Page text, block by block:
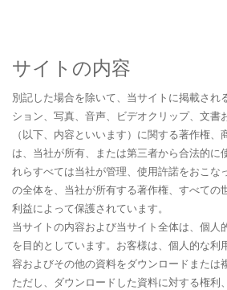
サイトの内容
別記した場合を除いて、当サイトに掲載され
ション、写真、音声、ビデオクリップ、文書
（以下、内容といいます）に関する著作権
は、当社が所有、または第三者から合法的に
れらすべては当社が管理、使用許諾をおこな
の全体を、当社が所有する著作権、すべての
利益によって保護されています。
当サイトの内容および当サイト全体は、個人
を目的としています。お客様は、個人的な利
容およびその他の資料をダウンロードまたは
ただし、ダウンロードした資料に対する権利